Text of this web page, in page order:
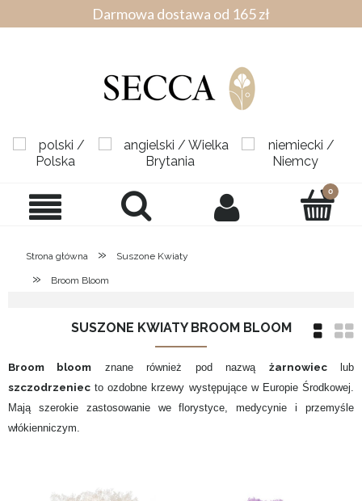
Darmowa dostawa od 165 zł
Strona główna » Suszone Kwiaty
» Broom Bloom
SUSZONE KWIATY BROOM BLOOM
Broom bloom znane również pod nazwą żarnowieclub
szczodrzeniec to ozdobne krzewy występujące w Europie Środkowej.
Mają szerokie zastosowanie we florystyce, medycynie i przemyśle
włókienniczym.